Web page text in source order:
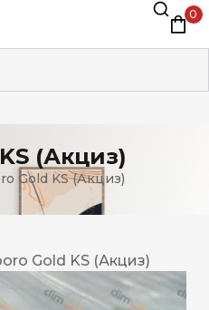
0
(Акциз)
Gold KS (Акциз)
Gold KS (Акциз)